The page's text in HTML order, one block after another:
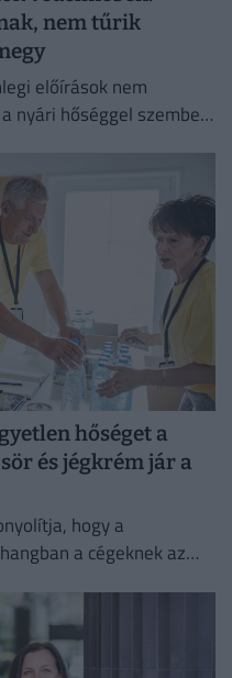
nem tűrik
előírások nem
nyári hőséggel szemben,
hőséget a
és jégkrém jár a
hogy a
a cégeknek az